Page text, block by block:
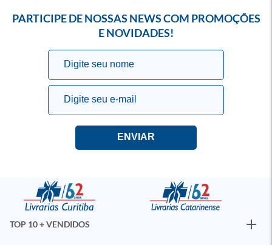
PARTICIPE DE NOSSAS NEWS COM PROMOÇÕES
E NOVIDADES!
TOP 10 + VENDIDOS